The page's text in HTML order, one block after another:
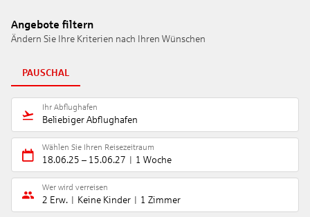
Angebote filtern
Ändern Sie Ihre Kriterien nach Ihren Wünschen
PAUSCHAL
Ihr Abflughafen
Beliebiger Abflughafen
Wählen Sie Ihren Reisezeitraum
18.06.25 – 15.06.27 1 Woche
Wer wird verreisen
2 Erw. Keine Kinder 1 Zimmer